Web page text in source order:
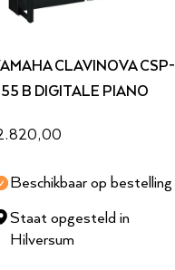
CLAVINOVA CSP-
B DIGITALE PIANO
Beschikbaar op bestelling
Staat opgesteld in
Hilversum
slide